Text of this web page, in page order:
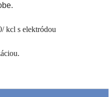
kcl s elektródou